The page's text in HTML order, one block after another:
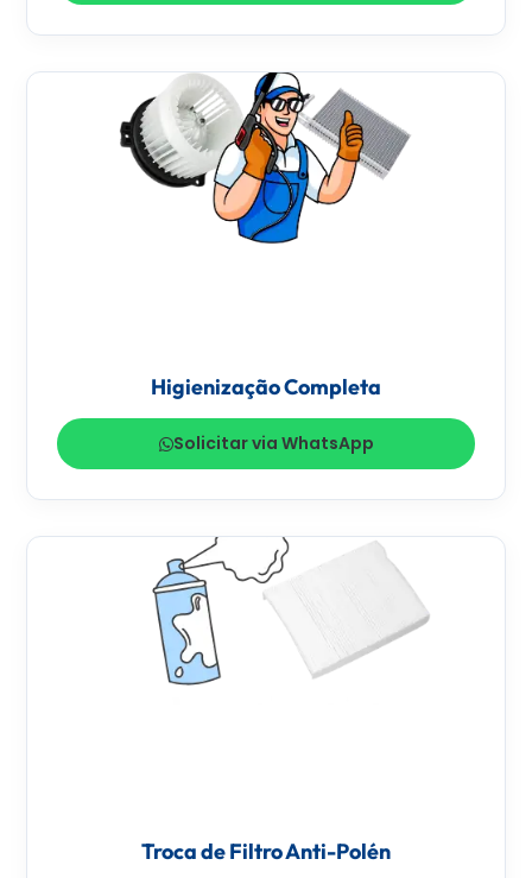
Higienização Completa
Solicitar via WhatsApp
Troca de Filtro Anti-Polén